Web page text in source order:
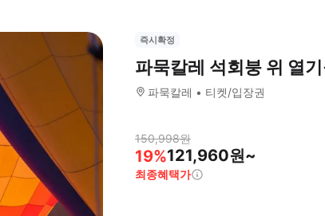
즉시확정
파묵칼레 석회붕 위 열
파묵칼레 티켓/입장권
150,998원
19%121,960원~
최종혜택가